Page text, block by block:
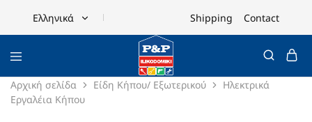
Ελληνικά
English
Shipping Contact
Αρχική σελίδα Είδη Κήπου/ Εξωτερικού
Ηλεκτρικά
Εργαλέια Κήπου